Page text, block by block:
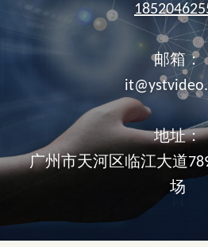
邮箱：
地址：
广州市天河区临江大道
场